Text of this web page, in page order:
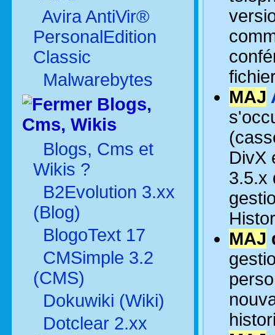
Avira AntiVir®
PersonalEdition
Classic
Malwarebytes
Blogs,
Cms, Wikis
Blogs, Cms et
Wikis ?
B2Evolution 3.xx
(Blog)
BlogoText 17
CMSimple 3.2
(CMS)
Dokuwiki (Wiki)
Dotclear 2.xx
MAJ
DivX
3.5.x
MAJ